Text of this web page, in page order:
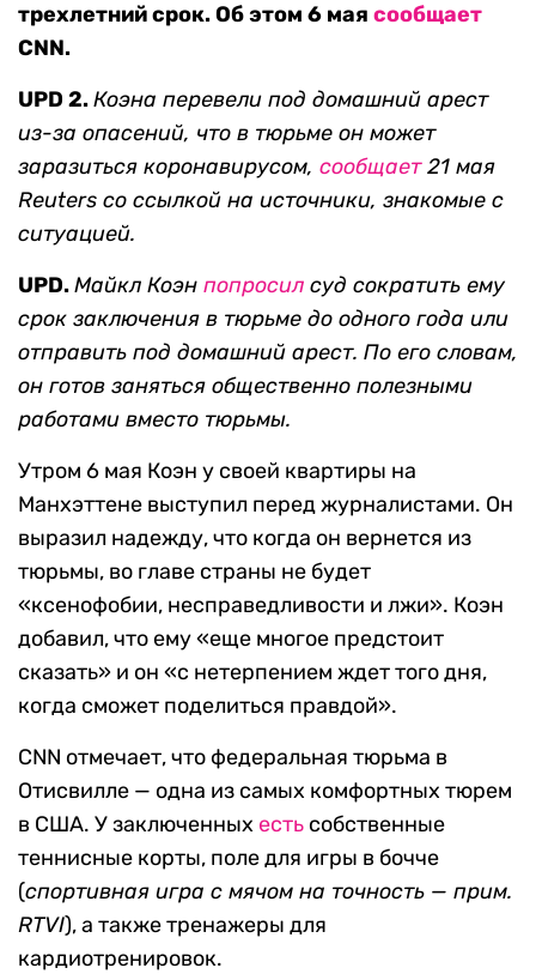
трехлетний срок. Об этом 6 мая сообщает
CNN.
UPD 2.Коэна перевели под домашний арест
из-за опасений, что в тюрьме он может
заразиться коронавирусом, сообщает21 мая
Reuters со ссылкой на источники, знакомые с
ситуацией.
UPD.Майкл Коэн попросил суд сократить ему
срок заключения в тюрьме до одного года или
отправить под домашний арест. По его словам,
он готов заняться общественно полезными
работами вместо тюрьмы.
Утром 6 мая Коэн у своей квартиры на
Манхэттене выступил перед журналистами. Он
выразил надежду, что когда он вернется из
тюрьмы, во главе страны не будет
«ксенофобии, несправедливости и лжи». Коэн
добавил, что ему «еще многое предстоит
сказать» и он «с нетерпением ждет того дня,
когда сможет поделиться правдой».
CNN отмечает, что федеральная тюрьма в
Отисвилле — одна из самых комфортных тюрем
в США. У заключенных есть собственные
теннисные корты, поле для игры в бочче
(спортивная игра с мячом на точность — прим.
RTVI), а также тренажеры для
кардиотренировок.